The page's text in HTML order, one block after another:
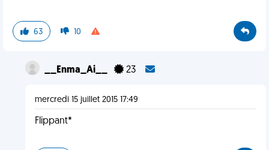
63 10
__Enma_Ai__ 23
mercredi 15 juillet 2015 17:49
Flippant*